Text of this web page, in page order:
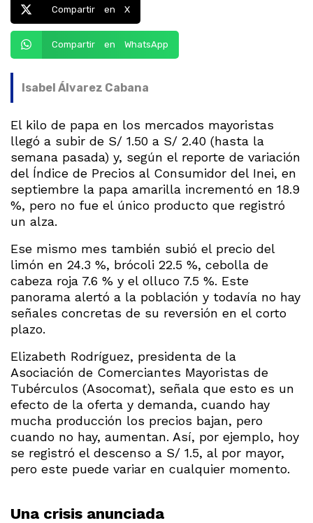
Compartir en X
Compartir en WhatsApp
Isabel Álvarez Cabana
El kilo de papa en los mercados mayoristas
llegó a subir de S/ 1.50 a S/ 2.40 (hasta la
semana pasada) y, según el reporte de variación
del Índice de Precios al Consumidor del Inei, en
septiembre la papa amarilla incrementó en 18.9
%, pero no fue el único producto que registró
un alza.
Ese mismo mes también subió el precio del
limón en 24.3 %, brócoli 22.5 %, cebolla de
cabeza roja 7.6 % y el olluco 7.5 %. Este
panorama alertó a la población y todavía no hay
señales concretas de su reversión en el corto
plazo.
Elizabeth Rodríguez, presidenta de la
Asociación de Comerciantes Mayoristas de
Tubérculos (Asocomat), señala que esto es un
efecto de la oferta y demanda, cuando hay
mucha producción los precios bajan, pero
cuando no hay, aumentan. Así, por ejemplo, hoy
se registró el descenso a S/ 1.5, al por mayor,
pero este puede variar en cualquier momento.
Una crisis anunciada